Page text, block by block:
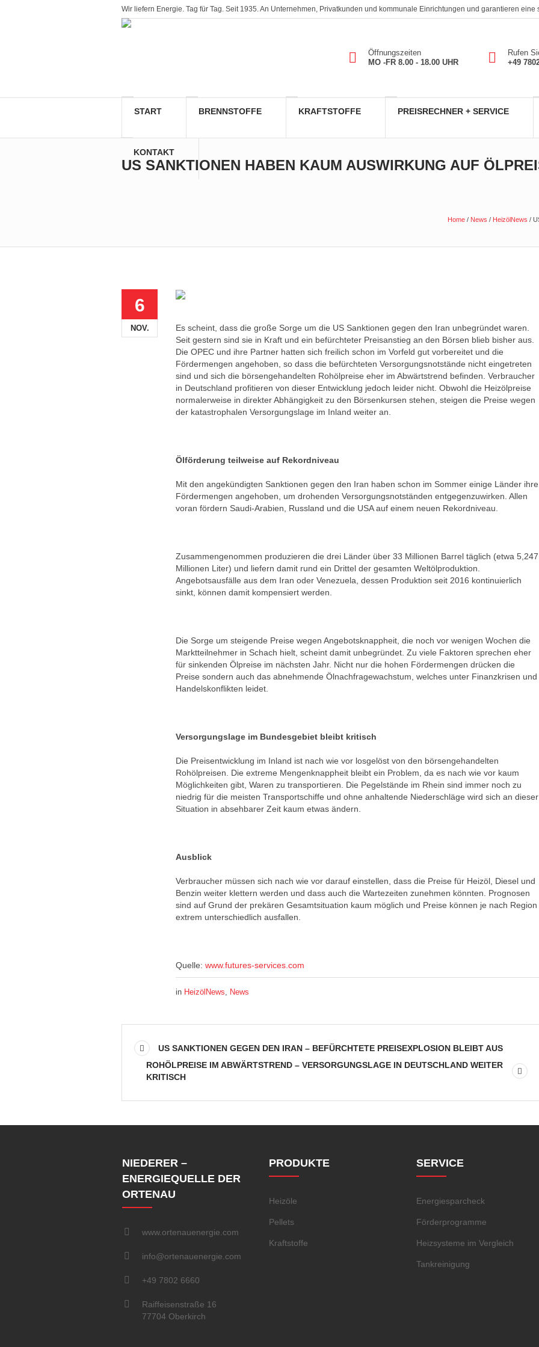
Wir liefern Energie. Tag für Tag. Seit 1935. An Unternehmen, Privatkunden und kommunale Einrichtungen und garantieren
Öffnungszeiten
MO -FR 8.00 - 18.00 UHR
Rufen
+49
START BRENNSTOFFE KRAFTSTOFFE PREISRECHNER + SERVICE
KONTAKT
US SANKTIONEN HABEN KAUM AUSWIRKUNG AUF
Home / News / HeizölNews /
6
NOV.
Es scheint, dass die große Sorge um die US Sanktionen gegen den Iran unbegründet waren.
Seit gestern sind sie in Kraft und ein befürchteter Preisanstieg an den Börsen blieb bisher aus.
Die OPEC und ihre Partner hatten sich freilich schon im Vorfeld gut vorbereitet und die
Fördermengen angehoben, so dass die befürchteten Versorgungsnotstände nicht eingetreten
sind und sich die börsengehandelten Rohölpreise eher im Abwärtstrend befinden. Verbraucher
in Deutschland profitieren von dieser Entwicklung jedoch leider nicht. Obwohl die Heizölpreise
normalerweise in direkter Abhängigkeit zu den Börsenkursen stehen, steigen die Preise wegen
der katastrophalen Versorgungslage im Inland weiter an.
Ölförderung teilweise auf Rekordniveau
Mit den angekündigten Sanktionen gegen den Iran haben schon im Sommer einige Länder ihre
Fördermengen angehoben, um drohenden Versorgungsnotständen entgegenzuwirken. Allen
voran fördern Saudi-Arabien, Russland und die USA auf einem neuen Rekordniveau.
Zusammengenommen produzieren die drei Länder über 33 Millionen Barrel täglich (etwa 5,247
Millionen Liter) und liefern damit rund ein Drittel der gesamten Weltölproduktion.
Angebotsausfälle aus dem Iran oder Venezuela, dessen Produktion seit 2016 kontinuierlich
sinkt, können damit kompensiert werden.
Die Sorge um steigende Preise wegen Angebotsknappheit, die noch vor wenigen Wochen die
Marktteilnehmer in Schach hielt, scheint damit unbegründet. Zu viele Faktoren sprechen eher
für sinkenden Ölpreise im nächsten Jahr. Nicht nur die hohen Fördermengen drücken die
Preise sondern auch das abnehmende Ölnachfragewachstum, welches unter Finanzkrisen und
Handelskonflikten leidet.
Versorgungslage im Bundesgebiet bleibt kritisch
Die Preisentwicklung im Inland ist nach wie vor losgelöst von den börsengehandelten
Rohölpreisen. Die extreme Mengenknappheit bleibt ein Problem, da es nach wie vor kaum
Möglichkeiten gibt, Waren zu transportieren. Die Pegelstände im Rhein sind immer noch zu
niedrig für die meisten Transportschiffe und ohne anhaltende Niederschläge wird sich an dieser
Situation in absehbarer Zeit kaum etwas ändern.
Ausblick
Verbraucher müssen sich nach wie vor darauf einstellen, dass die Preise für Heizöl, Diesel und
Benzin weiter klettern werden und dass auch die Wartezeiten zunehmen könnten. Prognosen
sind auf Grund der prekären Gesamtsituation kaum möglich und Preise können je nach Region
extrem unterschiedlich ausfallen.
Quelle: www.futures-services.com
in HeizölNews, News
US SANKTIONEN GEGEN DEN IRAN – BEFÜRCHTETE PREISEXPLOSION BLEIBT AUS
ROHÖLPREISE IM ABWÄRTSTREND – VERSORGUNGSLAGE IN DEUTSCHLAND WEITER
KRITISCH
NIEDERER –
ENERGIEQUELLE DER
ORTENAU
www.ortenauenergie.com
info@ortenauenergie.com
+49 7802 6660
Raiffeisenstraße 16
77704 Oberkirch
PRODUKTE
Heizöle
Pellets
Kraftstoffe
SERVICE
Energiesparcheck
Förderprogramme
Heizsysteme im Vergleich
Tankreinigung